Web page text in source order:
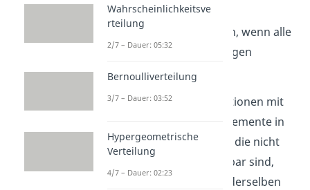
dich vielleicht, wie es eine
Wiederholung geben kann, wenn alle
Elemente auf einmal gezogen
werden.
Man spricht von Permutationen mit
Wiederholung, wenn es Elemente in
der Ausgangsmenge gibt, die nicht
voneinander unterscheidbar sind,
also zum Beispiel Kugeln derselben
Wahrscheinlichkeitsve
rteilung
2/7 – Dauer: 05:32
Bernoulliverteilung
3/7 – Dauer: 03:52
Hypergeometrische
Verteilung
4/7 – Dauer: 02:23